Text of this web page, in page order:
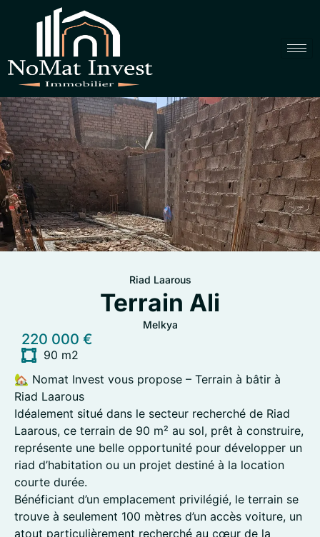
Riad Laarous
Terrain Ali
Melkya
220 000 €
90 m2
🏡 Nomat Invest vous propose – Terrain à bâtir à
Riad Laarous
Idéalement situé dans le secteur recherché de Riad
Laarous, ce terrain de 90 m² au sol, prêt à construire,
représente une belle opportunité pour développer un
riad d’habitation ou un projet destiné à la location
courte durée.
Bénéficiant d’un emplacement privilégié, le terrain se
trouve à seulement 100 mètres d’un accès voiture, un
atout particulièrement recherché au cœur de la